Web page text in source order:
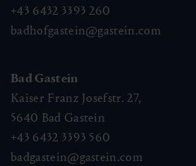
+43 6432 3393 260
badhofgastein@gastein.com
Bad Gastein
Kaiser Franz Josefstr. 27,
5640 Bad Gastein
+43 6432 3393 560
badgastein@gastein.com